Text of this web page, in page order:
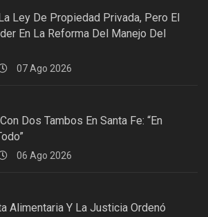
Ley De Propiedad Privada, Pero El
En La Reforma Del Manejo Del
07 Ago 2026
Dos Tambos En Santa Fe: “En
06 Ago 2026
Alimentaria Y La Justicia Ordenó